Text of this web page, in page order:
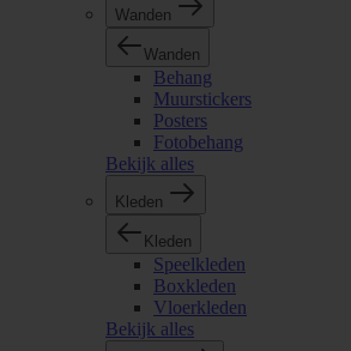
Wanden
Wanden
Behang
Muurstickers
Posters
Fotobehang
Bekijk alles
Kleden
Kleden
Speelkleden
Boxkleden
Vloerkleden
Bekijk alles